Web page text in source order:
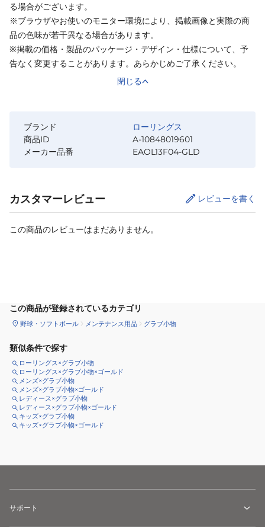
る場合がございます。
※ブラウザやお使いのモニター環境により、掲載画像と実際の商
品の色味が若干異なる場合があります。
※掲載の価格・製品のパッケージ・デザイン・仕様について、予
告なく変更することがあります。あらかじめご了承ください。
閉じる
ブランド
ローリングス
商品ID
A-10848019601
メーカー品番
EAOL13F04-GLD
カスタマーレビュー レビューを書く
この商品のレビューはまだありません。
この商品が登録されているカテゴリ
野球・ソフトボール メンテナンス用品 グラブ小物
類似条件で探す
ローリングス×グラブ小物
ローリングス×グラブ小物×ゴールド
メンズ×グラブ小物
メンズ×グラブ小物×ゴールド
レディース×グラブ小物
レディース×グラブ小物×ゴールド
キッズ×グラブ小物
キッズ×グラブ小物×ゴールド
サポート